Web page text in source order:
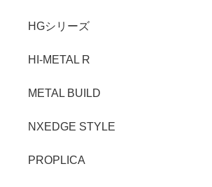
HGシリーズ
HI-METAL R
METAL BUILD
NXEDGE STYLE
PROPLICA